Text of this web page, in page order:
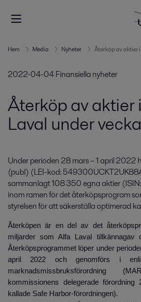
Hem Media Nyheter Återköp av aktier
2022-04-04Finansiella nyheter
Återköp av aktier
Laval under
Under perioden 28 mars – 1 april 2022
(publ) (LEI-kod:
sammanlagt 108 350 egna aktier
inom ramen för det återköpsprogram
styrelsen för att säkerställa optimerad
Återköpen är en del av det
miljarder som Alfa Laval tillkännagav
Återköpsprogrammet löper under
april 2022 och genomförs i
marknadsmissbruksförordning
kommissionens delegerade förordning
kallade Safe Harbor-förordningen).